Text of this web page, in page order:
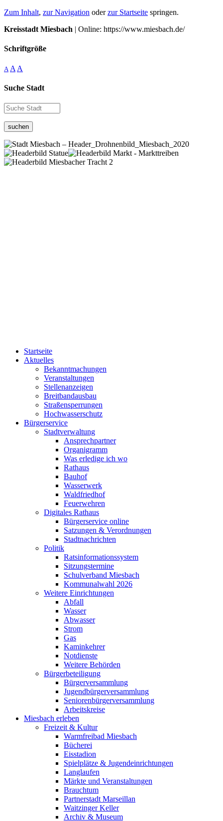
Zum Inhalt, zur Navigation oderzur Startseite springen.
Kreisstadt Miesbach | Online: https://www.miesbach.de/
Schriftgröße
A A A
Suche Stadt
suchen
Startseite
Aktuelles
Bekanntmachungen
Veranstaltungen
Stellenanzeigen
Breitbandausbau
Straßensperrungen
Hochwasserschutz
Bürgerservice
Stadtverwaltung
Ansprechpartner
Organigramm
Was erledige ich wo
Rathaus
Bauhof
Wasserwerk
Waldfriedhof
Feuerwehren
Digitales Rathaus
Bürgerservice online
Satzungen & Verordnungen
Stadtnachrichten
Politik
Ratsinformationssystem
Sitzungstermine
Schulverband Miesbach
Kommunalwahl 2026
Weitere Einrichtungen
Abfall
Wasser
Abwasser
Strom
Gas
Kaminkehrer
Notdienste
Weitere Behörden
Bürgerbeteiligung
Bürgerversammlung
Jugendbürgerversammlung
Seniorenbürgerversammlung
Arbeitskreise
Miesbach erleben
Freizeit & Kultur
Warmfreibad Miesbach
Bücherei
Eisstadion
Spielplätze & Jugendeinrichtungen
Langlaufen
Märkte und Veranstaltungen
Brauchtum
Partnerstadt Marseillan
Waitzinger Keller
Archiv & Museum